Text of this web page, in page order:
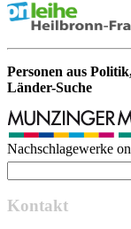
Personen aus
Länder-Suche
Nachschlagewerke
Kontakt